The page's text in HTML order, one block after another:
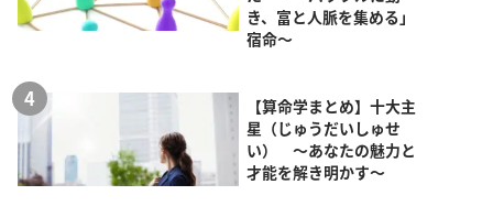
き、富と人脈を集める」
宿命～
【算命学まとめ】十大主
星（じゅうだいしゅせ
い） ～あなたの魅力と
才能を解き明かす～